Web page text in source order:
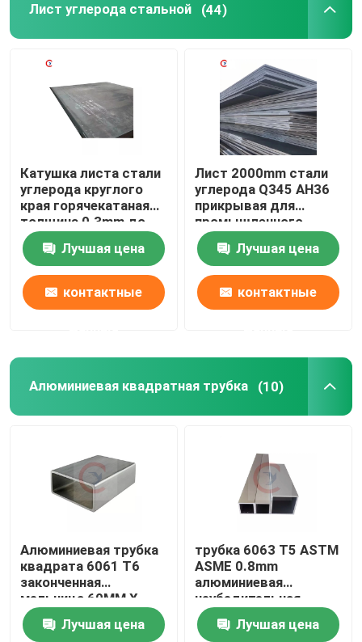
Лист углерода стальной (44)
Катушка листа стали
углерода круглого
края горячекатаная
толщина 0.3mm до
200mm
Лучшая цена
контактные
Лист 2000mm стали
углерода Q345 AH36
прикрывая для
промышленного
использования
Лучшая цена
контактные
Алюминиевая квадратная трубка (10)
Алюминиевая трубка
квадрата 6061 T6
законченная
мельница 60MM X
60MM
Лучшая цена
трубка 6063 T5 ASTM
ASME 0.8mm
алюминиевая
неубедительная
квадратная для
воздушно-Лучшая цена